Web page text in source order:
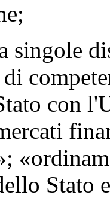
singole
con
Stato